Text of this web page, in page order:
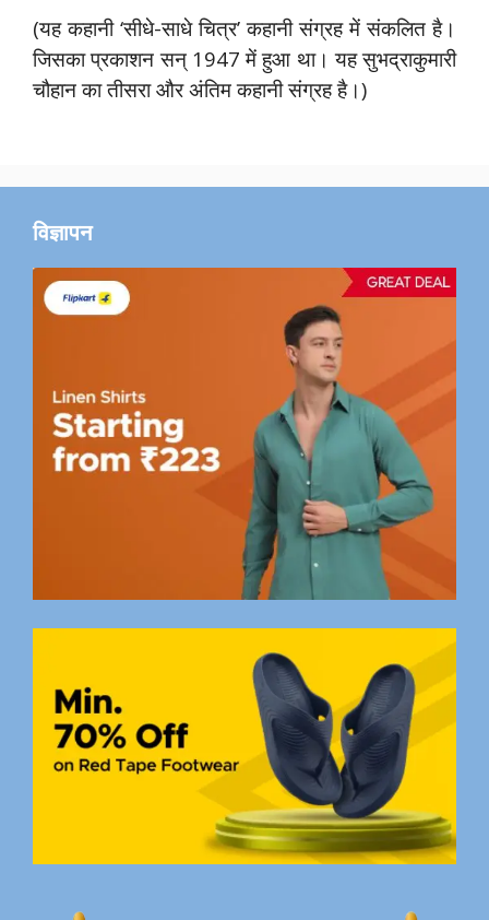
(यह कहानी ‘सीधे-साधे चित्र’ कहानी संग्रह में संकलित है।
जिसका प्रकाशन सन् 1947 में हुआ था। यह सुभद्राकुमारी
चौहान का तीसरा और अंतिम कहानी संग्रह है।)
विज्ञापन